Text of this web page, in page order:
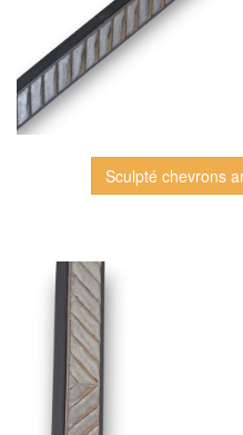
Sculpté chevrons